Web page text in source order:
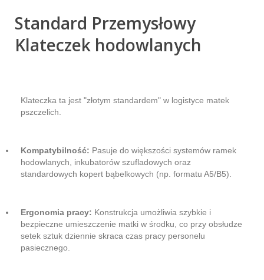
Standard Przemysłowy
Klateczek hodowlanych
Klateczka ta jest "złotym standardem" w logistyce matek
pszczelich.
Kompatybilność: Pasuje do większości systemów ramek
hodowlanych, inkubatorów szufladowych oraz
standardowych kopert bąbelkowych (np. formatu A5/B5).
Ergonomia pracy: Konstrukcja umożliwia szybkie i
bezpieczne umieszczenie matki w środku, co przy obsłudze
setek sztuk dziennie skraca czas pracy personelu
pasiecznego.